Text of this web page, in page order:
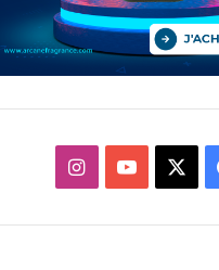
فيسبوك يوتيوبانستقرام